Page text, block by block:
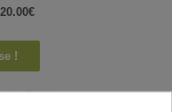
20.00€
!